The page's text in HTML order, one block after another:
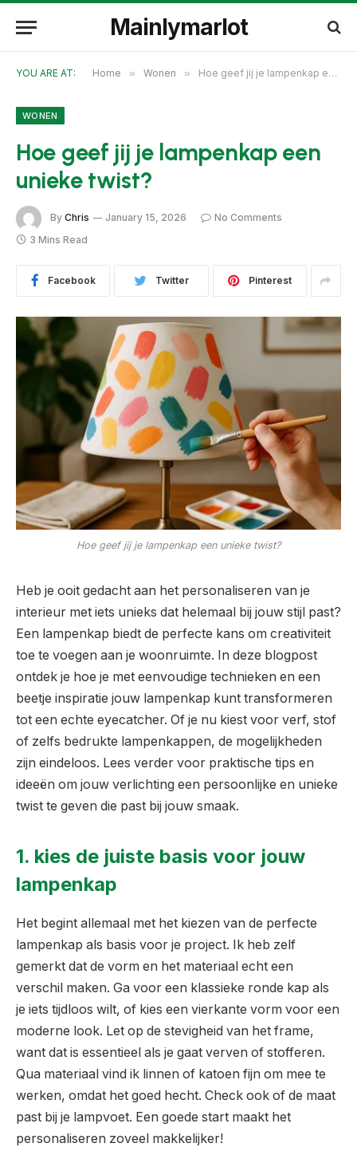
Mainlymarlot
YOU ARE AT: Home » Wonen » Hoe geef jij je lampenkap een unieke twist?
WONEN
Hoe geef jij je lampenkap een
unieke twist?
By Chris January 15, 2026
No Comments
3 Mins Read
Facebook Twitter Pinterest
Hoe geef jij je lampenkap een unieke twist?
Heb je ooit gedacht aan het personaliseren van je
interieur met iets unieks dat helemaal bij jouw stijl past?
Een lampenkap biedt de perfecte kans om creativiteit
toe te voegen aan je woonruimte. In deze blogpost
ontdek je hoe je met eenvoudige technieken en een
beetje inspiratie jouw lampenkap kunt transformeren
tot een echte eyecatcher. Of je nu kiest voor verf, stof
of zelfs bedrukte lampenkappen, de mogelijkheden
zijn eindeloos. Lees verder voor praktische tips en
ideeën om jouw verlichting een persoonlijke en unieke
twist te geven die past bij jouw smaak.
1. kies de juiste basis voor jouw
lampenkap
Het begint allemaal met het kiezen van de perfecte
lampenkap als basis voor je project. Ik heb zelf
gemerkt dat de vorm en het materiaal echt een
verschil maken. Ga voor een klassieke ronde kap als
je iets tijdloos wilt, of kies een vierkante vorm voor een
moderne look. Let op de stevigheid van het frame,
want dat is essentieel als je gaat verven of stofferen.
Qua materiaal vind ik linnen of katoen fijn om mee te
werken, omdat het goed hecht. Check ook of de maat
past bij je lampvoet. Een goede start maakt het
personaliseren zoveel makkelijker!